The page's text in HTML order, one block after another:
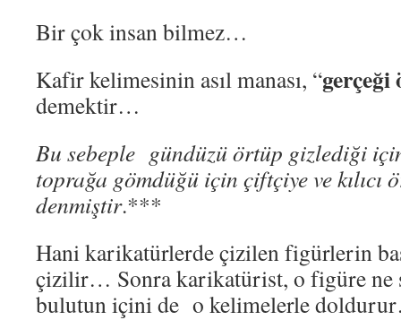
Bir çok insan bilmez…
Kafir kelimesinin asıl manası, “gerçeği
demektir…
Bu sebeple gündüzü örtüp gizlediği
toprağa gömdüğü için çiftçiye ve kılıcı
denmiştir.***
Hani karikatürlerde çizilen figürlerin
çizilir… Sonra karikatürist, o figüre ne
bulutun içini de o kelimelerle